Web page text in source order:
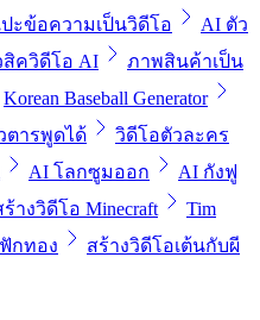
ะข้อความเป็นวิดีโอ
AI ตัว
สิควิดีโอ AI
ภาพสินค้าเป็น
Korean Baseball Generator
ตารพูดได้
วิดีโอตัวละคร
AI โลกซูมออก
AI กังฟู
างวิดีโอ Minecraft
Tim
กทอง สร้างวิดีโอเต้นกับผี